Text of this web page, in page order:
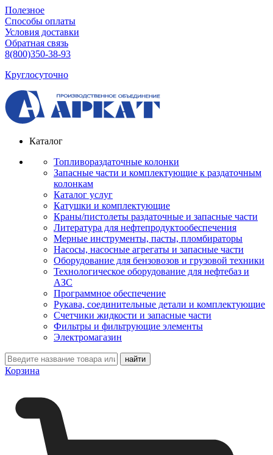
Полезное
Способы оплаты
Условия доставки
Обратная связь
8(800)350-38-93
Круглосуточно
Каталог
Топливораздаточные колонки
Запасные части и комплектующие к раздаточным
колонкам
Каталог услуг
Катушки и комплектующие
Краны/пистолеты раздаточные и запасные части
Литература для нефтепродуктообеспечения
Мерные инструменты, пасты, пломбираторы
Насосы, насосные агрегаты и запасные части
Оборудование для бензовозов и грузовой техники
Технологическое оборудование для нефтебаз и
АЗС
Программное обеспечение
Рукава, соединительные детали и комплектующие
Счетчики жидкости и запасные части
Фильтры и фильтрующие элементы
Электромагазин
Корзина